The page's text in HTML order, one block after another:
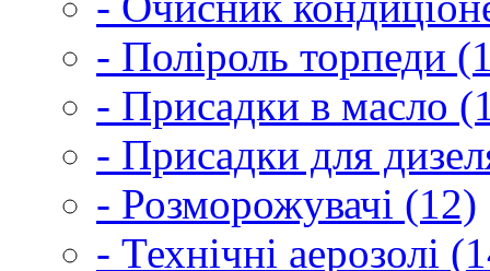
- Поліроль торпеди
- Присадки в масло
- Присадки для
- Розморожувачі (12)
- Технічні аерозолі